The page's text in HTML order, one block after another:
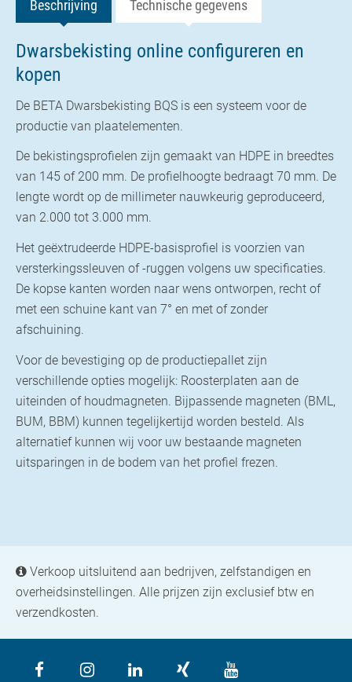
Beschrijving Technische gegevens
Dwarsbekisting online configureren en
kopen
De BETA Dwarsbekisting BQS is een systeem voor de
productie van plaatelementen.
De bekistingsprofielen zijn gemaakt van HDPE in breedtes
van 145 of 200 mm. De profielhoogte bedraagt 70 mm. De
lengte wordt op de millimeter nauwkeurig geproduceerd,
van 2.000 tot 3.000 mm.
Het geëxtrudeerde HDPE-basisprofiel is voorzien van
versterkingssleuven of -ruggen volgens uw specificaties.
De kopse kanten worden naar wens ontworpen, recht of
met een schuine kant van 7° en met of zonder
afschuining.
Voor de bevestiging op de productiepallet zijn
verschillende opties mogelijk: Roosterplaten aan de
uiteinden of houdmagneten. Bijpassende magneten (BML,
BUM, BBM) kunnen tegelijkertijd worden besteld. Als
alternatief kunnen wij voor uw bestaande magneten
uitsparingen in de bodem van het profiel frezen.
Verkoop uitsluitend aan bedrijven, zelfstandigen en
overheidsinstellingen. Alle prijzen zijn exclusief btw en
verzendkosten.